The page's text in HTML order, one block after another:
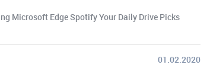
Microsoft Edge Spotify Your Daily Drive Picks
01.02.2020